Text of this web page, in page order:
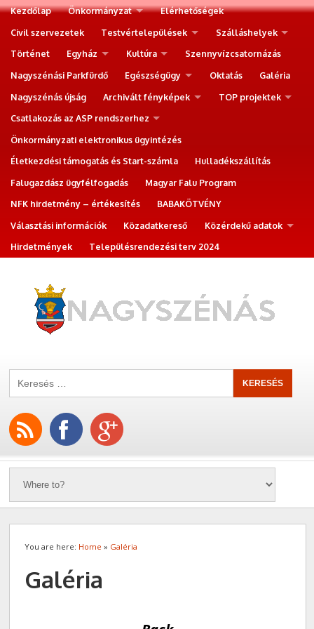
Kezdőlap Önkormányzat
Elérhetőségek
Civil szervezetek
Testvértelepülések
Szálláshelyek
Történet
Egyház Kultúra
Szennyvízcsatornázás
Nagyszénási Parkfürdő
Egészségügy Oktatás
Galéria
Nagyszénás újság
Archivált fényképek
TOP projektek
Csatlakozás az ASP rendszerhez
Önkormányzati elektronikus ügyintézés
Életkezdési támogatás és Start-számla
Hulladékszállítás
Falugazdász ügyfélfogadás
Magyar Falu Program
NFK hirdetmény – értékesítés
BABAKÖTVÉNY
Választási információk
Közadatkereső
Közérdekű adatok
Hirdetmények
Településrendezési terv 2024
You are here: Home » Galéria
Galéria